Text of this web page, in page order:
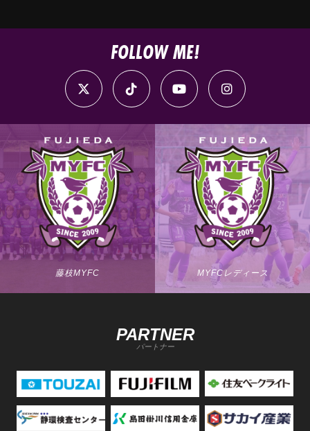
FOLLOW ME!
藤枝MYFC MYFCレディース
PARTNER
パートナー